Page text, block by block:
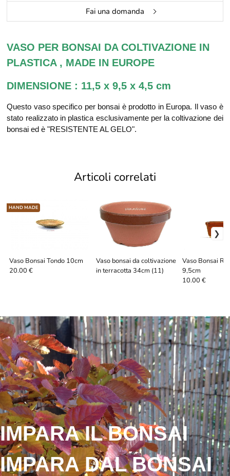
Fai una domanda
VASO PER BONSAI DA COLTIVAZIONE IN
PLASTICA , MADE IN EUROPE
DIMENSIONE : 11,5 x 9,5 x 4,5 cm
Questo vaso specifico per bonsai è prodotto in Europa. Il vaso è
stato realizzato in plastica esclusivamente per la coltivazione dei
bonsai ed è "RESISTENTE AL GELO".
Articoli correlati
Vaso Bonsai Tondo 10cm
HAND MADE
20.00 €
Vaso bonsai da coltivazione
in terracotta 34cm (11)
Vaso Bonsai
9,5cm
10.00 €
IMPARA IL BONSAI
IMPARA DAL BONSAI